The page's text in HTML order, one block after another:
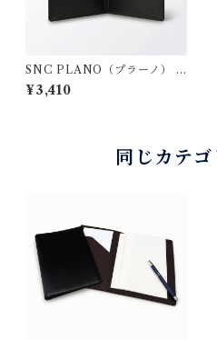
SNC PLANO（プラーノ） A
4 クリップボード クリップフ
ァイル 360度折り返し バイン
¥3,410
同じカテ